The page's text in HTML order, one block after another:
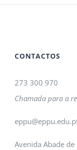
CONTACTOS
273 300 970
Chamada para a
Avenida Abade